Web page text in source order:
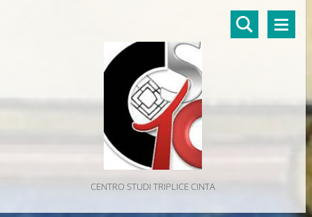
CENTRO STUDI TRIPLICE CINTA